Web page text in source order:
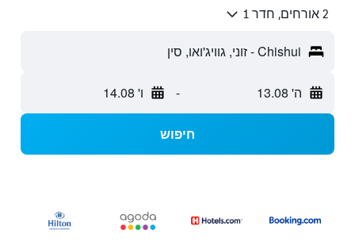
2 אורחים, חדר 1
Chishui - זוני, גוויג'ואו, סין
ה' 13.08 - ו' 14.08
חיפוש